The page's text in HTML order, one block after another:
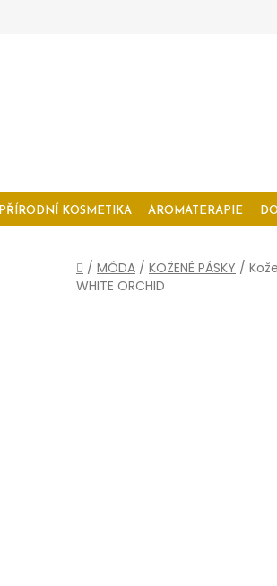
PŘÍRODNÍ KOSMETIKA AROMATERAPIE
Domů
/ MÓDA / KOŽENÉ PÁSKY /
WHITE ORCHID